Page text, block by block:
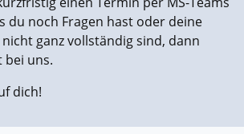
du noch Fragen hast oder deine
ganz vollständig sind, dann
bei uns.
dich!